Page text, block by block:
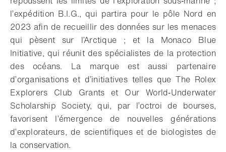
l’expédition B.I.G., qui partira pour le pôle Nord en
2023 afin de recueillir des données sur les menaces
qui pèsent sur l’Arctique ; et la Monaco Blue
Initiative, qui réunit des spécialistes de la protection
des océans. La marque est aussi partenaire
d’organisations et d’initiatives telles que The Rolex
Explorers Club Grants et Our World‑Underwater
Scholarship Society, qui, par l’octroi de bourses,
favorisent l’émergence de nouvelles générations
d’explorateurs, de scientifiques et de biologistes de
la conservation.